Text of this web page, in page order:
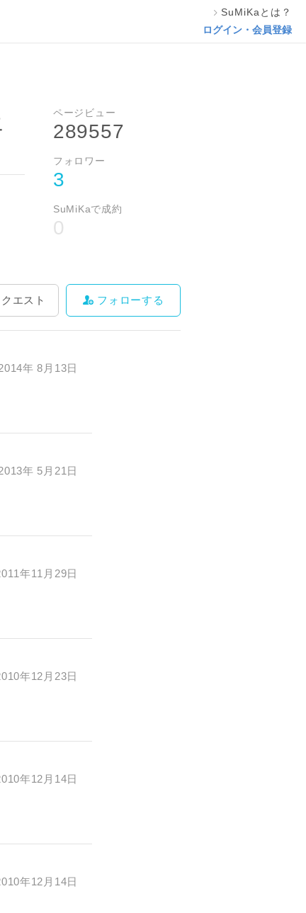
SuMiKaとは？
ログイン・会員登録
ページビュー
289557
フォロワー
3
SuMiKaで成約
0
エスト フォローする
年 8月13日
年 5月21日
年11月29日
年12月23日
年12月14日
年12月14日